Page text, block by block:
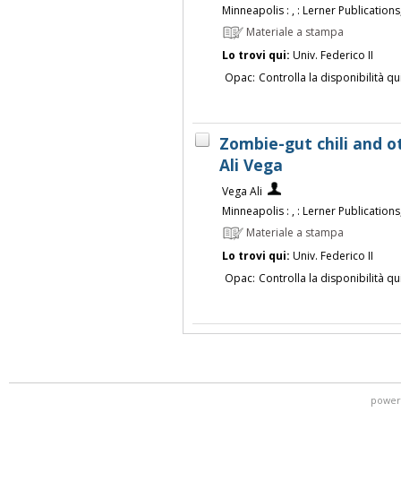
Minneapolis : , : Lerner
Materiale a stampa
Lo trovi qui: Univ. Federico II
Opac: Controlla la disponibilità
Zombie-gut chili and
Ali Vega
Vega Ali
Minneapolis : , : Lerner
Materiale a stampa
Lo trovi qui: Univ. Federico II
Opac: Controlla la disponibilità